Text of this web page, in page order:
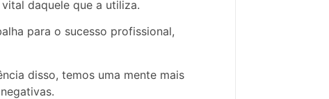
daquele que a utiliza.
para o sucesso profissional,
disso, temos uma mente mais